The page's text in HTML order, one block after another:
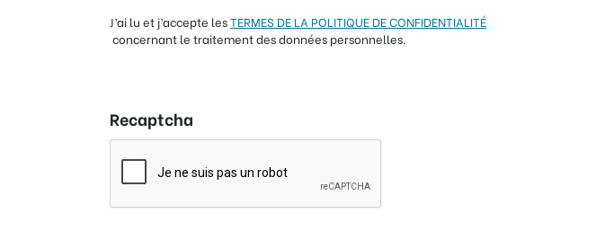
J’ai lu et j’accepte lesTERMES DE LA POLITIQUE DE CONFIDENTIALITÉ
concernant le traitement des données personnelles.
Recaptcha